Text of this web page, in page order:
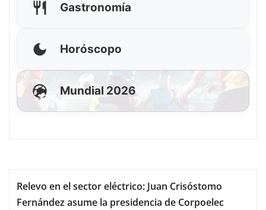
Gastronomía
Horóscopo
Mundial 2026
Relevo en el sector eléctrico: Juan Crisóstomo
Fernández asume la presidencia de Corpoelec